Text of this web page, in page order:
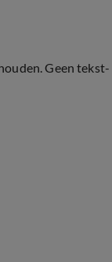
Geen tekst-